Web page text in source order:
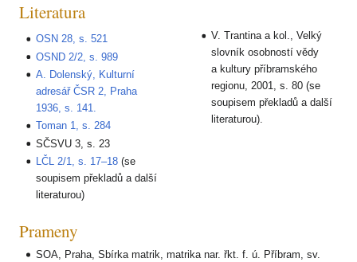
Literatura
OSN 28, s. 521
OSND 2/2, s. 989
A. Dolenský, Kulturní
adresář ČSR 2, Praha
1936, s. 141.
Toman 1, s. 284
SČSVU 3, s. 23
LČL 2/1, s. 17–18 (se
soupisem překladů a další
literaturou)
V. Trantina a kol., Velký
slovník osobností vědy
a kultury příbramského
regionu, 2001, s. 80 (se
soupisem překladů a další
literaturou).
Prameny
SOA, Praha, Sbírka matrik, matrika nar. řkt. f. ú. Příbram, sv.